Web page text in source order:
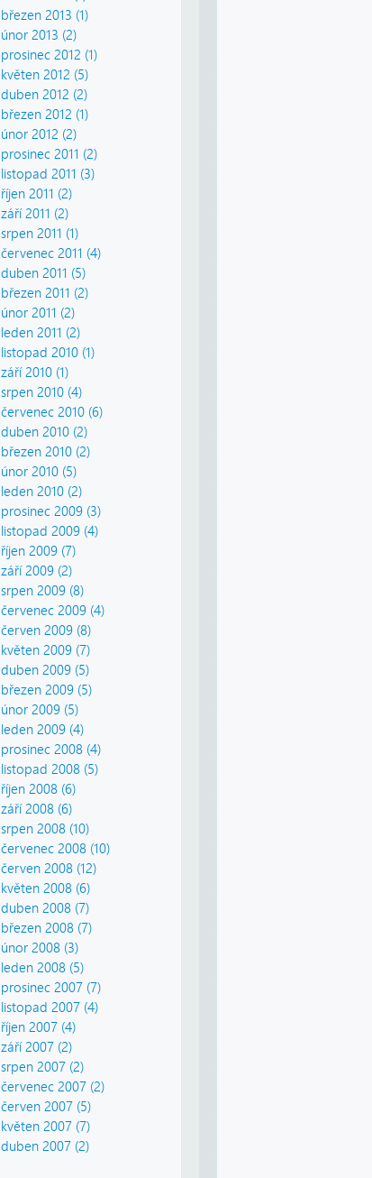
březen 2013 (1)
únor 2013 (2)
prosinec 2012 (1)
květen 2012 (5)
duben 2012 (2)
březen 2012 (1)
únor 2012 (2)
prosinec 2011 (2)
listopad 2011 (3)
říjen 2011 (2)
září 2011 (2)
srpen 2011 (1)
červenec 2011 (4)
duben 2011 (5)
březen 2011 (2)
únor 2011 (2)
leden 2011 (2)
listopad 2010 (1)
září 2010 (1)
srpen 2010 (4)
červenec 2010 (6)
duben 2010 (2)
březen 2010 (2)
únor 2010 (5)
leden 2010 (2)
prosinec 2009 (3)
listopad 2009 (4)
říjen 2009 (7)
září 2009 (2)
srpen 2009 (8)
červenec 2009 (4)
červen 2009 (8)
květen 2009 (7)
duben 2009 (5)
březen 2009 (5)
únor 2009 (5)
leden 2009 (4)
prosinec 2008 (4)
listopad 2008 (5)
říjen 2008 (6)
září 2008 (6)
srpen 2008 (10)
červenec 2008 (10)
červen 2008 (12)
květen 2008 (6)
duben 2008 (7)
březen 2008 (7)
únor 2008 (3)
leden 2008 (5)
prosinec 2007 (7)
listopad 2007 (4)
říjen 2007 (4)
září 2007 (2)
srpen 2007 (2)
červenec 2007 (2)
červen 2007 (5)
květen 2007 (7)
duben 2007 (2)